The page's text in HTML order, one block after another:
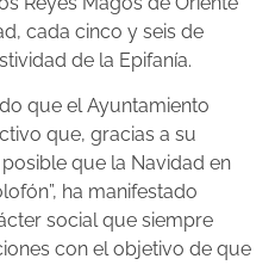
cada cinco y seis de
de la Epifanía.
que el Ayuntamiento
que, gracias a su
que la Navidad en
ha manifestado
social que siempre
con el objetivo de que